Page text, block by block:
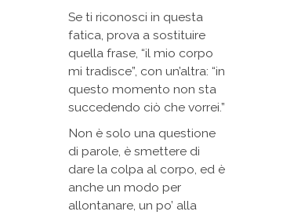
Se ti riconosci in questa
fatica, prova a sostituire
quella frase, “il mio corpo
mi tradisce”, con un’altra: “in
questo momento non sta
succedendo ciò che vorrei.”
Non è solo una questione
di parole, è smettere di
dare la colpa al corpo, ed è
anche un modo per
allontanare, un po’ alla